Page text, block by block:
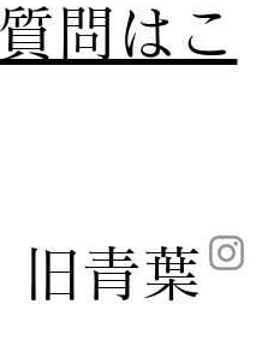
旧青葉
問はこ